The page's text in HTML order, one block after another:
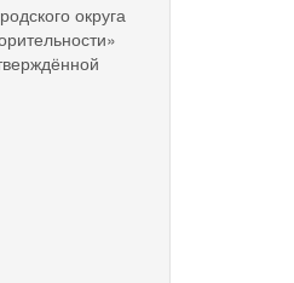
округа